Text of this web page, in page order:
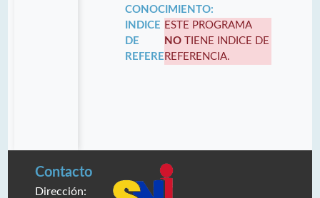
CONOCIMIENTO:
INDICE
DE
REFERENCIA:
ESTE PROGRAMA
NO TIENE INDICE DE
REFERENCIA.
Contacto
Dirección: